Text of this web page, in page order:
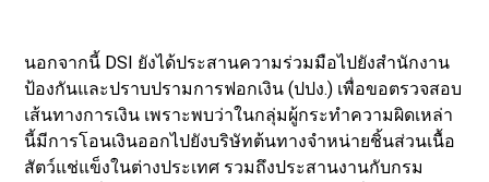
นอกจากนี้ DSI ยังได้ประสานความร่วมมือไปยังสำนักงาน
ป้องกันและปราบปรามการฟอกเงิน (ปปง.) เพื่อขอตรวจสอบ
เส้นทางการเงิน เพราะพบว่าในกลุ่มผู้กระทำความผิดเหล่า
นี้มีการโอนเงินออกไปยังบริษัทต้นทางจำหน่ายชิ้นส่วนเนื้อ
สัตว์แช่แข็งในต่างประเทศ รวมถึงประสานงานกับกรม